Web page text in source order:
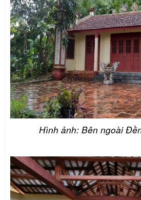
Hình ảnh: Bên ngoài